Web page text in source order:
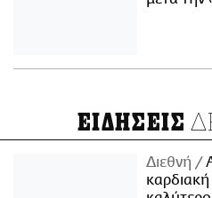
ΕΙΔΗΣΕΙΣ
Διεθνή